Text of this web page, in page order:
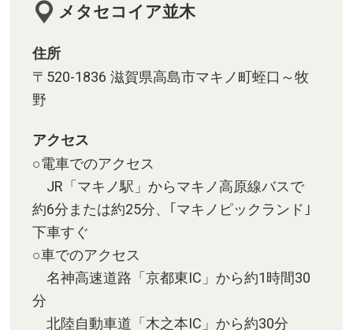
メタセコイア並木
住所
〒520-1836 滋賀県高島市マキノ町蛭口～牧
野
アクセス
○電車でのアクセス
JR「マキノ駅」からマキノ高原線バスで
約6分または約25分、｢マキノピックランド｣
下車すぐ
○車でのアクセス
名神高速道路「京都東IC」から約1時間30
分
北陸自動車道「木之本IC」から約30分